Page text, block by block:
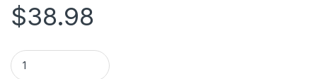
$38.98
Cable de transferencia de datos Manhattan - 1.80m USB -